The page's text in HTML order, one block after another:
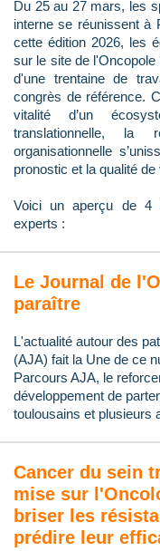
Du 25 au 27 mars, les
interne se réunissent à
cette édition 2026, les
sur le site de
d'une trentaine de
congrès de référence.
vitalité d’un
translationnelle, la
organisationnelle
pronostic et la qualité
Voici un aperçu de 4
experts :
Le Journal de
paraître
L'actualité autour des
(AJA) fait la Une de ce
Parcours AJA, le
développement de
toulousains et plusieurs
Cancer du sein
mise sur
briser les
prédire leur